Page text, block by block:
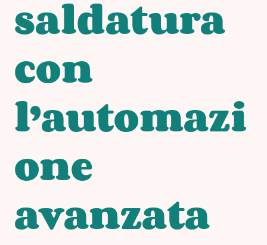
saldatura
con
l’automazi
one
avanzata